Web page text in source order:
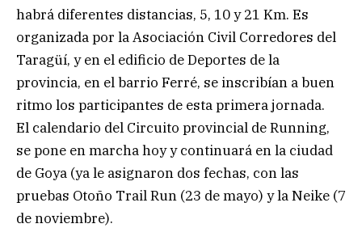
habrá diferentes distancias, 5, 10 y 21 Km. Es
organizada por la Asociación Civil Corredores del
Taragüí, y en el edificio de Deportes de la
provincia, en el barrio Ferré, se inscribían a buen
ritmo los participantes de esta primera jornada.
El calendario del Circuito provincial de Running,
se pone en marcha hoy y continuará en la ciudad
de Goya (ya le asignaron dos fechas, con las
pruebas Otoño Trail Run (23 de mayo) y la Neike (7
de noviembre).